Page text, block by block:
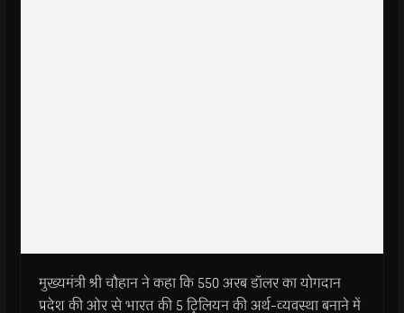
मुख्यमंत्री श्री चौहान ने कहा कि 550 अरब डॉलर का योगदान
प्रदेश की ओर से भारत की 5 ट्रिलियन की अर्थ-व्यवस्था बनाने में